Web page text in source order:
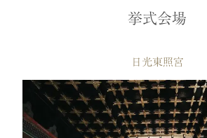
挙式会場
日光東照宮